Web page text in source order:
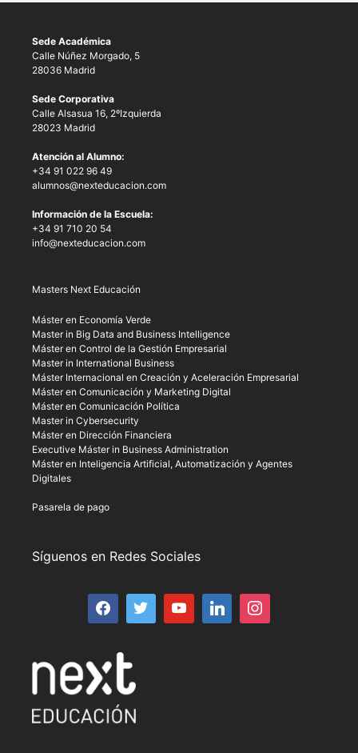
Sede Académica
Calle Núñez Morgado, 5
28036 Madrid
Sede Corporativa
Calle Alsasua 16, 2ºIzquierda
28023 Madrid
Atención al Alumno:
+34 91 022 96 49
alumnos@nexteducacion.com
Información de la Escuela:
+34 91 710 20 54
info@nexteducacion.com
Masters Next Educación
Máster en Economía Verde
Master in Big Data and Business Intelligence
Máster en Control de la Gestión Empresarial
Master in International Business
Máster Internacional en Creación y Aceleración Empresarial
Máster en Comunicación y Marketing Digital
Máster en Comunicación Política
Master in Cybersecurity
Máster en Dirección Financiera
Executive Máster in Business Administration
Máster en Inteligencia Artificial, Automatización y Agentes
Digitales
Pasarela de pago
Síguenos en Redes Sociales